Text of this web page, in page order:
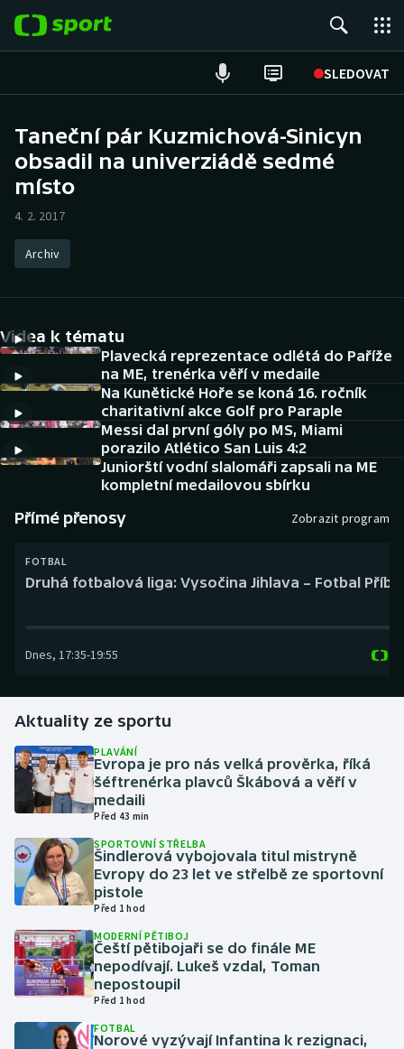
SLEDOVAT
Hokej
Atletika
DALŠÍ SPORTY
Americký fotbal
Baseball a softbal
Basketbal
Box
Florbal
Futsal
Golf
Gymnastika
Házená
Jezdectví
Judo
Krasobruslení
NEPŘEHLÉDNĚTE
Soutěže
Historické návraty
Taneční pár Kuzmichová-Sinicyn
obsadil na univerziádě sedmé
místo
4. 2. 2017
Archiv
Videa k tématu
Plavecká reprezentace odlétá do Paříže
na ME, trenérka věří v medaile
Na Kunětické Hoře se koná 16. ročník
charitativní akce Golf pro Paraple
Messi dal první góly po MS, Miami
porazilo Atlético San Luis 4:2
Juniorští vodní slalomáři zapsali na ME
kompletní medailovou sbírku
Přímé přenosy Zobrazit program
FOTBAL
Druhá fotbalová liga: Vysočina Jihlava – Fotbal
Dnes, 17:35-19:55
Aktuality ze sportu
PLAVÁNÍ
Evropa je pro nás velká prověrka, říká
šéftrenérka plavců Škábová a věří v
medaili
Před 43 min
SPORTOVNÍ STŘELBA
Šindlerová vybojovala titul mistryně
Evropy do 23 let ve střelbě ze sportovní
pistole
Před 1 hod
MODERNÍ PĚTIBOJ
Čeští pětibojaři se do finále ME
nepodívají. Lukeš vzdal, Toman
nepostoupil
Před 1 hod
FOTBAL
Norové vyzývají Infantina k rezignaci,